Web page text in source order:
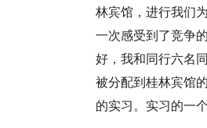
林宾馆，进行我们
一次感受到了竞争
好，我和同行六名
被分配到桂林宾馆
的实习。实习的一